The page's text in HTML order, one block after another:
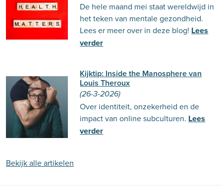
De hele maand mei staat wereldwijd in
het teken van mentale gezondheid.
Lees er meer over in deze blog! Lees
verder
Kijktip: Inside the Manosphere van
Louis Theroux
(26-3-2026)
Over identiteit, onzekerheid en de
impact van online subculturen. Lees
verder
Bekijk alle artikelen